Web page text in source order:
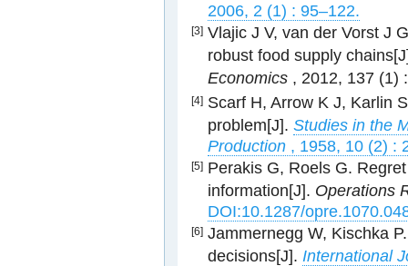
2006, 2 (1) : 95–122.
[3] Vlajic J V, van der Vorst J
robust food supply
Economics , 2012, 137 (1)
[4] Scarf H, Arrow K J, Karlin
problem[J]. Studies in the
Production , 1958, 10 (2) :
[5] Perakis G, Roels G.
information[J]. Operations
DOI:10.1287/
[6] Jammernegg W, Kischka
decisions[J]. International